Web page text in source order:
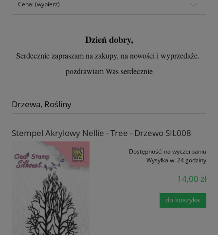
Cena: (wybierz)
Dzień dobry,
Serdecznie zapraszam na zakupy, na nowości i wyprzedaże.
pozdrawiam Was serdecznie
Drzewa, Rośliny
Stempel Akrylowy Nellie - Tree - Drzewo SIL008
Dostępność: na wyczerpaniu
Wysyłka w: 24 godziny
14,00 zł
do koszyka